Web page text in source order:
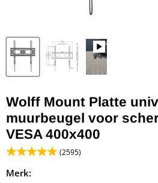
Wolff Mount Platte
muurbeugel voor
VESA 400x400
(2595)
Merk: